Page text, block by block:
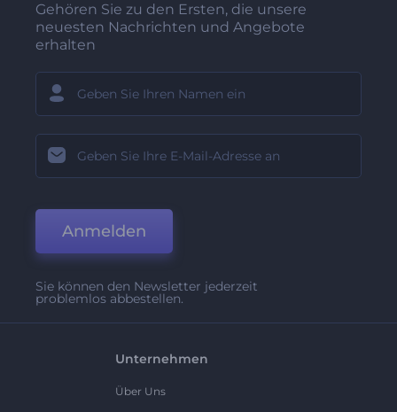
Gehören Sie zu den Ersten, die unsere
neuesten Nachrichten und Angebote
erhalten
Anmelden
Sie können den Newsletter jederzeit
problemlos abbestellen.
Unternehmen
Über Uns